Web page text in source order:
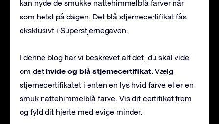
kan nyde de smukke nattehimmelblå farver når
som helst på dagen. Det blå stjernecertifikat fås
eksklusivt i Superstjernegaven.
I denne blog har vi beskrevet alt det, du skal vide
om det hvide og blå stjernecertifikat. Vælg
stjernecertifikatet i enten en lys hvid farve eller en
smuk nattehimmelblå farve. Vis dit certifikat frem
og fyld dit hjerte med evige minder.